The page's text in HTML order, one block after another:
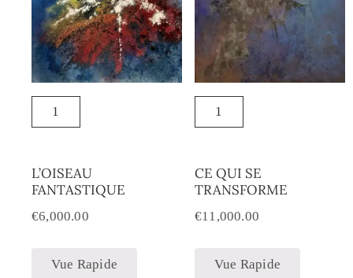
L’OISEAU
FANTASTIQUE
€6,000.00
Vue Rapide
CE QUI SE
TRANSFORME
€11,000.00
Vue Rapide